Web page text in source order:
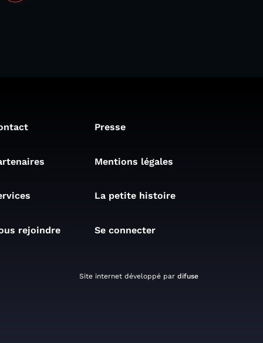
Presse
Mentions légales
La petite histoire
rejoindre Se connecter
Site internet développé par difuse